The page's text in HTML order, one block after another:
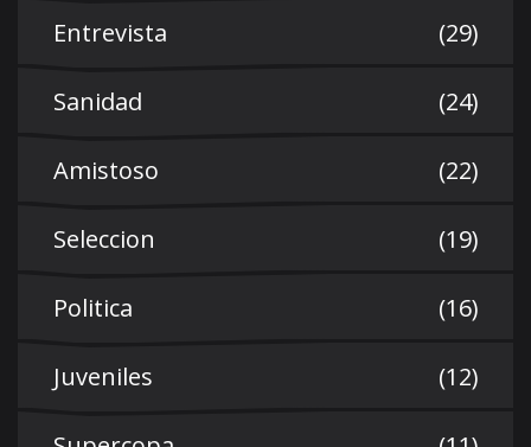
Entrevista (29)
Sanidad (24)
Amistoso (22)
Seleccion (19)
Politica (16)
Juveniles (12)